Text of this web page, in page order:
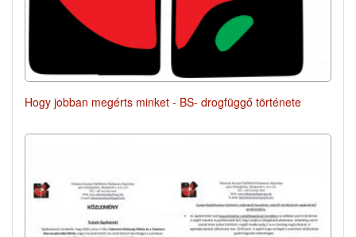
Hogy jobban megérts minket - BS- drogfüggő története